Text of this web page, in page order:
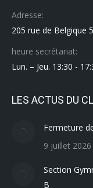
Adresse:
205 rue de Belgique
heure secrétariat:
Lun. – Jeu. 13:30 -
LES ACTUS DU
Fermeture
9 juillet 2026
Section
B